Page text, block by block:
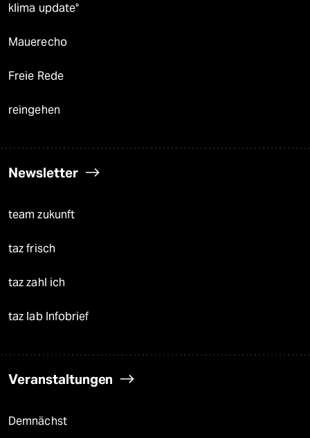
klima update°
Mauerecho
Freie Rede
reingehen
Newsletter
team zukunft
taz frisch
taz zahl ich
taz lab Infobrief
Veranstaltungen
Demnächst